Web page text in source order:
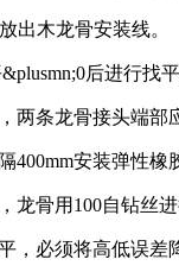
出木龙骨安装线。
后进行找平
条龙骨接头端部
安装弹性橡
用100自钻丝
须将高低误差